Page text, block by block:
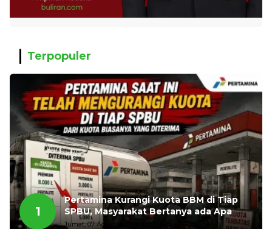
Terpopuler
1
Pertamina Kurangi Kuota BBM di Tiap
SPBU, Masyarakat Bertanya ada Apa
Jumat, 07 Agustus 2026, 11:03 WIB